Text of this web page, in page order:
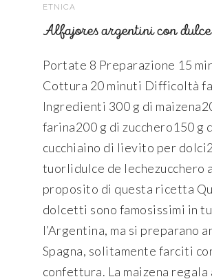
ETNICA
Alfajores argentini con
Portate 8 Preparazione 15
Cottura 20 minuti Difficoltà
Ingredienti 300 g di
farina200 g di zucchero150 g
cucchiaino di lievito per
tuorlidulce de lechezucchero
proposito di questa ricetta
dolcetti sono famosissimi in
l’Argentina, ma si preparano
Spagna, solitamente farciti
confettura. La maizena regala